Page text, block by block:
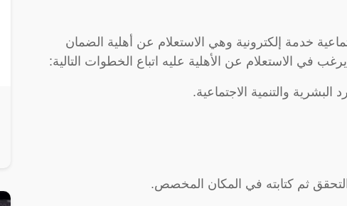
خدمة إلكترونية وهي الاستعلام عن أهلية الضمان
في الاستعلام عن الأهلية عليه اتباع الخطوات التالية:
والتنمية الاجتماعية.
التحقق ثم كتابته في المكان المخصص.